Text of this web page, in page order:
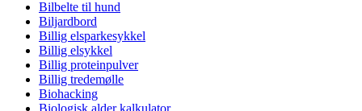
Bilbelte til hund
Biljardbord
Billig elsparkesykkel
Billig elsykkel
Billig proteinpulver
Billig tredemølle
Biohacking
Biologisk alder kalkulator